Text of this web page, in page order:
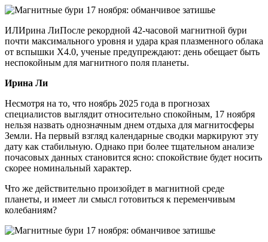
ИЛИрина ЛиПосле рекордной 42-часовой магнитной бури
почти максимального уровня и удара края плазменного облака
от вспышки X4.0, ученые предупреждают: день обещает быть
неспокойным для магнитного поля планеты.
Ирина Ли
Несмотря на то, что ноябрь 2025 года в прогнозах
специалистов выглядит относительно спокойным, 17 ноября
нельзя назвать однозначным днем отдыха для магнитосферы
Земли. На первый взгляд календарные сводки маркируют эту
дату как стабильную. Однако при более тщательном анализе
почасовых данных становится ясно: спокойствие будет носить
скорее номинальный характер.
Что же действительно произойдет в магнитной среде
планеты, и имеет ли смысл готовиться к переменчивым
колебаниям?